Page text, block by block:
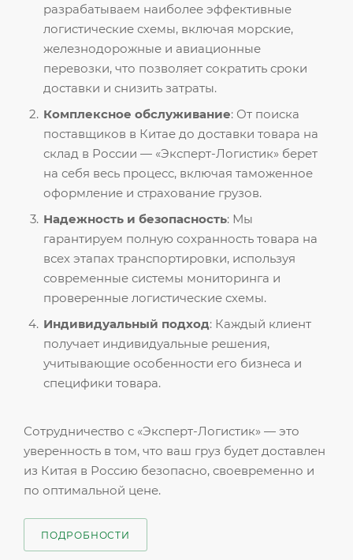
разрабатываем наиболее эффективные
логистические схемы, включая морские,
железнодорожные и авиационные
перевозки, что позволяет сократить сроки
доставки и снизить затраты.
Комплексное обслуживание: От поиска
поставщиков в Китае до доставки товара на
склад в России — «Эксперт-Логистик» берет
на себя весь процесс, включая таможенное
оформление и страхование грузов.
Надежность и безопасность: Мы
гарантируем полную сохранность товара на
всех этапах транспортировки, используя
современные системы мониторинга и
проверенные логистические схемы.
Индивидуальный подход: Каждый клиент
получает индивидуальные решения,
учитывающие особенности его бизнеса и
специфики товара.
Сотрудничество с «Эксперт-Логистик» — это
уверенность в том, что ваш груз будет доставлен
из Китая в Россию безопасно, своевременно и
по оптимальной цене.
ПОДРОБНОСТИ